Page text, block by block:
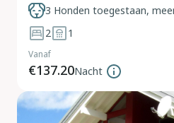
3 Honden toegestaan,
2
1
Vanaf
€137.20Nacht